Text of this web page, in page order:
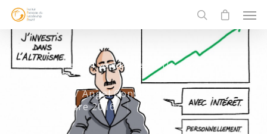
L’homme est-il véritablement un loup pour
l’homme ?
IFLP/ Angel Consulting
novembre 2016
Neurosciences